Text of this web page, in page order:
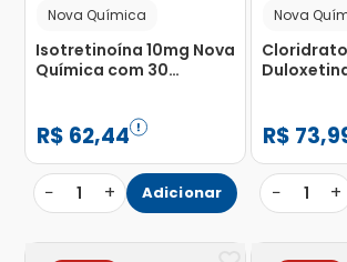
Nova Química
Isotretinoína 10mg Nova
Química com 30
R$ 62,44
− 1 + Adicionar
Nova
R$ 73,
− 1 +